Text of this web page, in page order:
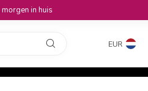
in huis
EUR